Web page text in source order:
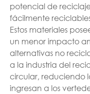
potencial de
fácilmente
Estos materiales
un menor impacto
alternativas no
a la industria del
circular, reduciendo
ingresan a los